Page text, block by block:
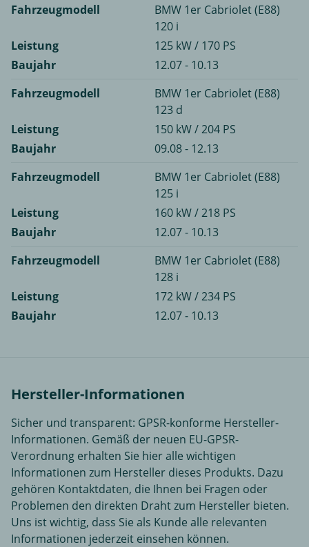
Fahrzeugmodell
BMW 1er Cabriolet (E88)
120 i
Leistung
125 kW / 170 PS
Baujahr
12.07 - 10.13
Fahrzeugmodell
BMW 1er Cabriolet (E88)
123 d
Leistung
150 kW / 204 PS
Baujahr
09.08 - 12.13
Fahrzeugmodell
BMW 1er Cabriolet (E88)
125 i
Leistung
160 kW / 218 PS
Baujahr
12.07 - 10.13
Fahrzeugmodell
BMW 1er Cabriolet (E88)
128 i
Leistung
172 kW / 234 PS
Baujahr
12.07 - 10.13
Hersteller-Informationen
Sicher und transparent: GPSR-konforme Hersteller-
Informationen. Gemäß der neuen EU-GPSR-
Verordnung erhalten Sie hier alle wichtigen
Informationen zum Hersteller dieses Produkts. Dazu
gehören Kontaktdaten, die Ihnen bei Fragen oder
Problemen den direkten Draht zum Hersteller bieten.
Uns ist wichtig, dass Sie als Kunde alle relevanten
Informationen jederzeit einsehen können.